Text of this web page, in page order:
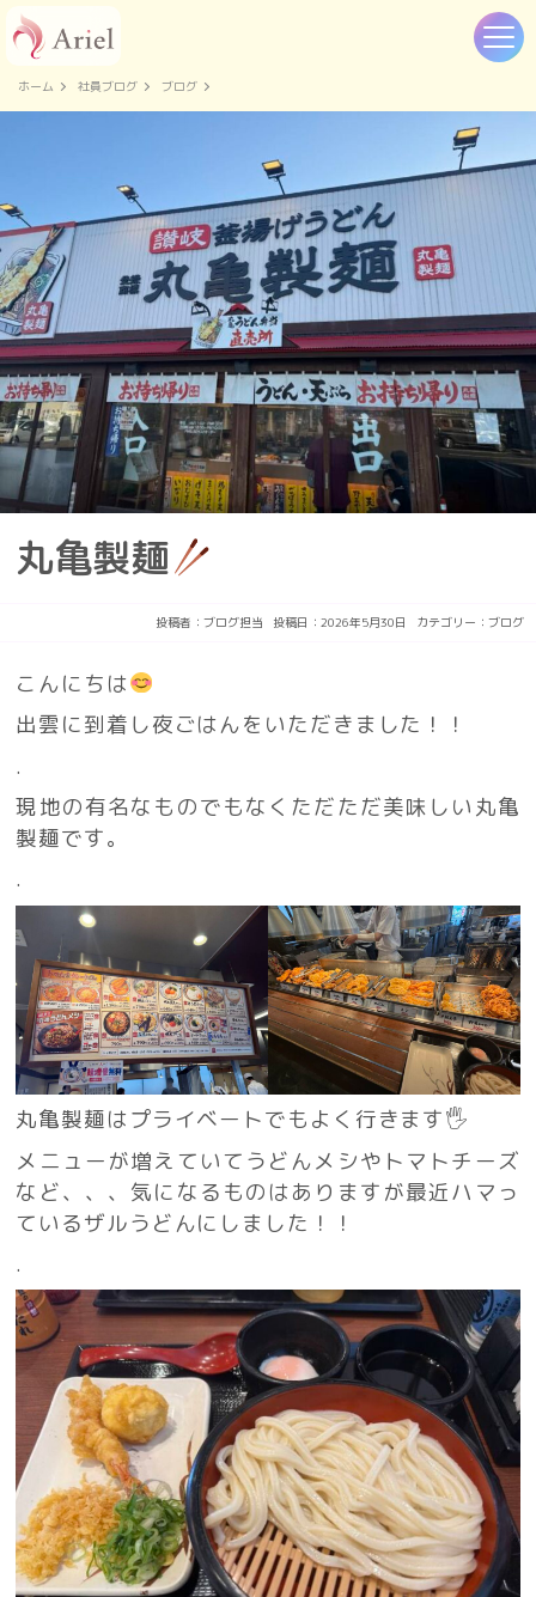
ホーム 社員ブログ ブログ
丸亀製麺
投稿者： ブログ担当 投稿日：2026年5月30日 カテゴリー： ブログ
こんにちは
出雲に到着し夜ごはんをいただきました！！
.
現地の有名なものでもなくただただ美味しい丸亀
製麺です。
.
丸亀製麺はプライベートでもよく行きます🖐️
メニューが増えていてうどんメシやトマトチーズ
など、、、気になるものはありますが最近ハマっ
ているザルうどんにしました！！
.